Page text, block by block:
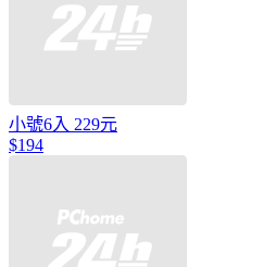
小號6入 229元
$194